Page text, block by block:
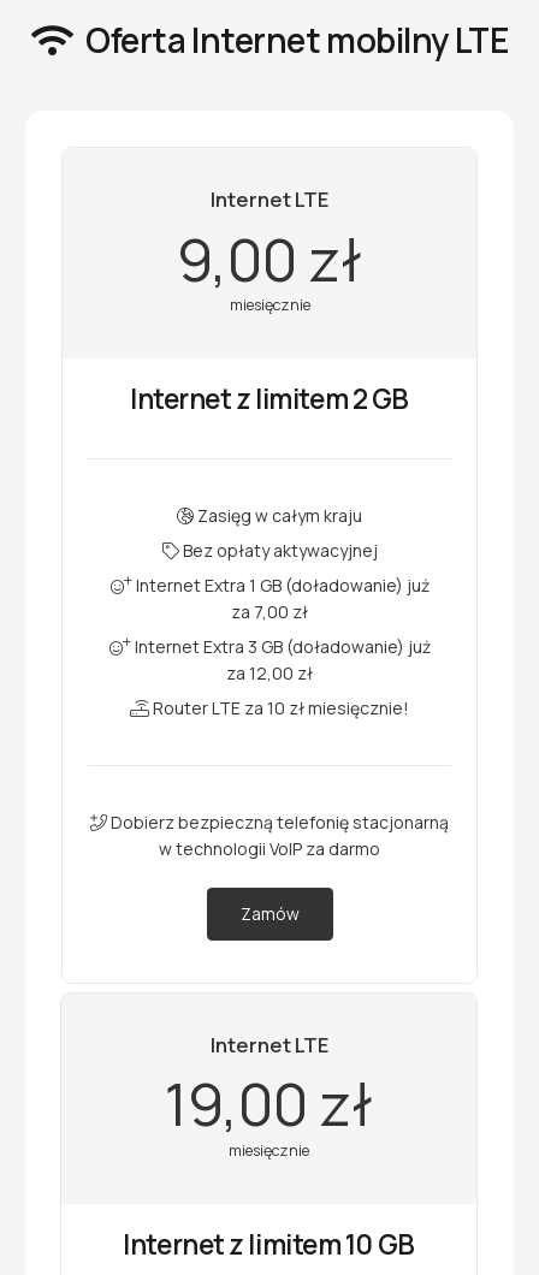
Oferta Internet mobilny LTE
Internet LTE
9,00 zł
miesięcznie
Internet z limitem 2 GB
Zasięg w całym kraju
Bez opłaty aktywacyjnej
Internet Extra 1 GB (doładowanie) już
za 7,00 zł
Internet Extra 3 GB (doładowanie) już
za 12,00 zł
Router LTE za 10 zł miesięcznie!
Dobierz bezpieczną telefonię stacjonarną
w technologii VoIP za darmo
Zamów
Internet LTE
19,00 zł
miesięcznie
Internet z limitem 10 GB